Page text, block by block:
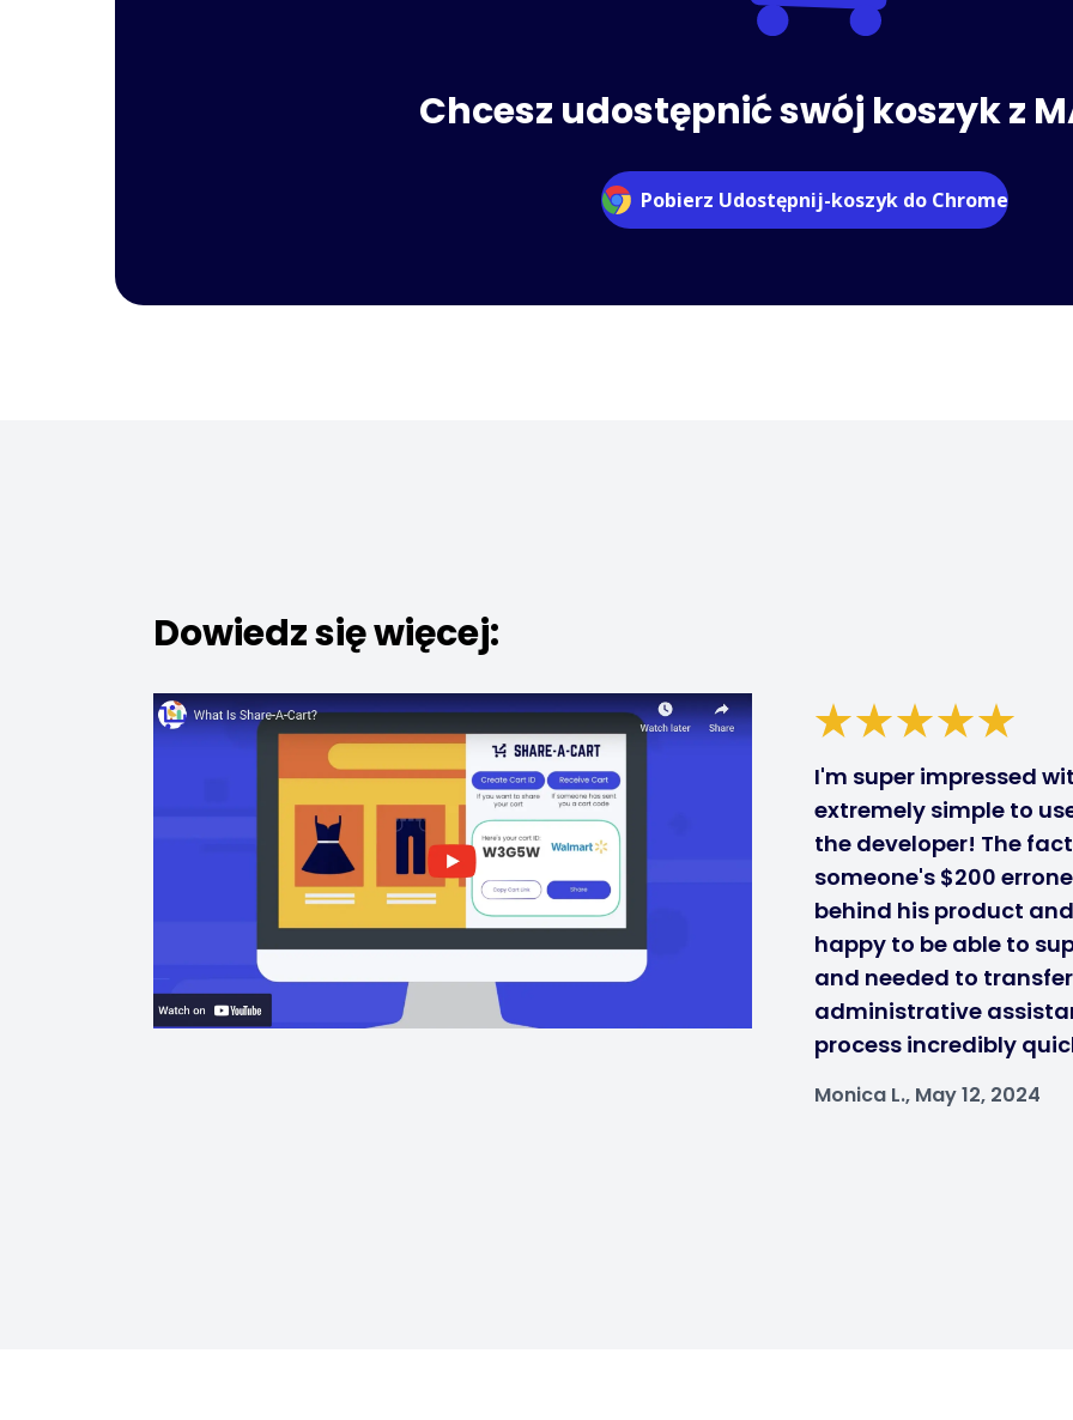
Chcesz udostępnić swój koszyk z
Pobierz Udostępnij-koszyk do Chrome
Dowiedz się więcej:
I'm super impressed
extremely simple to
the developer! The
someone's $200
behind his product
happy to be able to
and needed to
administrative
process incredibly
Monica L., May 12, 2024